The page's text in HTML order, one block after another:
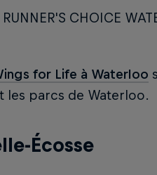
RUNNER'S CHOICE
for Life à Waterloo
les parcs de Waterloo.
Écosse